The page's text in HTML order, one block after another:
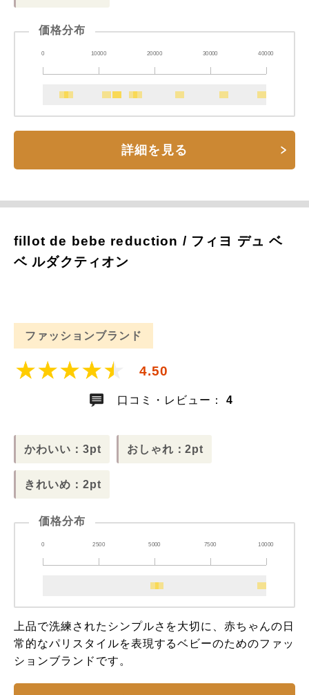
価格分布
0 10000 20000 30000 40000
詳細を見る
fillot de bebe reduction / フィヨ デュ ベ
ベ ルダクティオン
ファッションブランド
4.50
口コミ・レビュー： 4
かわいい：3pt おしゃれ：2pt
きれいめ：2pt
価格分布
0 2500 5000 7500 10000
上品で洗練されたシンプルさを大切に、赤ちゃんの日
常的なパリスタイルを表現するベビーのためのファッ
ションブランドです。